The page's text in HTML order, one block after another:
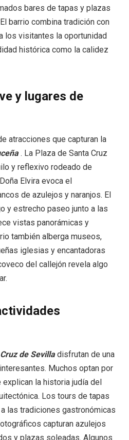
bares de tapas y plazas
barrio combina tradición con
los visitantes la oportunidad
histórica como la calidez
y lugares de
atracciones que capturan la
. La Plaza de Santa Cruz
y reflexivo rodeado de
Elvira evoca el
de azulejos y naranjos. El
y estrecho paseo junto a las
vistas panorámicas y
también alberga museos,
iglesias y encantadoras
del callejón revela algo
de Sevilladisfrutan de una
Muchos optan por
la historia judía del
Los tours de tapas
las tradiciones gastronómicas
capturan azulejos
y plazas soleadas. Algunos